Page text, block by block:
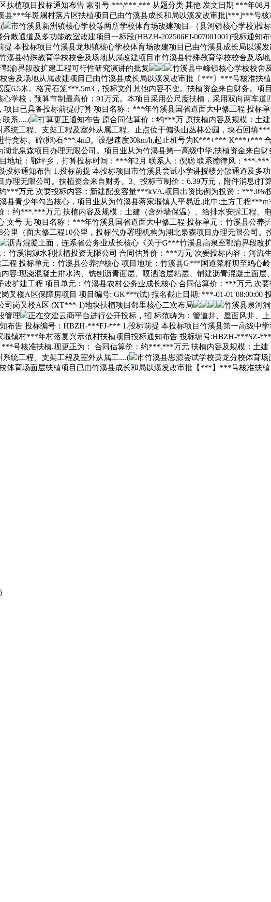
扶植项目投标通知布告 索引号 ***/***-*** 从题分类 其他 发文日期 ***年08月
***年斑斓村落片区扶植项目已由竹溪县成长和局以溪发改审批[***]***号核
市竹溪县新洲镇核心学校等两所学校体育场改建项目-（县河镇核心学校)投
散通道及多功能教室改建项目一标段(HBZH-202506FJ-007001001)投标通知
本投标项目竹溪县龙坝镇核心学校体育场改建项目已由竹溪县成长局以
溪县特殊教育学校校舍及场地从属改建项目市竹溪县特殊教育学校校舍及场
渝界段改扩建工程可行性研究演讲的批复
竹溪县中峰镇核心学校校舍
及场地从属改建项目已由竹溪县成长局以溪发改审批〔***〕***号核准扶植
6.5米。格宾石笼***.5m3，投标文件其他内容不变。扶植资金来自财务。项
学校，预算节制最高价：91万元。本项目采用公尺度扶植，采用双向两车道
已具备投标前提(打算 项目名称：***年竹溪县国省道面大中修工程 投标
系.....(
打算更正通知布告 原合同估算价：约***万 原扶植内容及规模：土
统工程、支架工程及室外从属工程。止点位于偏头山丛林公园，块石回填
行竞标。碎(卵)石***.4m3。设想速度30km/h,起止桩号为K***+***-K***+***
北泉森项目办理无限公司。项目业从为竹溪县第一高级中学,扶植资金来自财
地址：鄂坪乡，打算投标时间：***年2月 联系人：倪聪 联系德律风：***-
标通知布告 1.投标前提 本投标项目市竹溪县尝试小学讲授楼分散通道及多
理无限公司。扶植资金来自财务。3、投标节制价：6.39万元，附件消息(打
***万元 次要投标内容：新建配变容量***kVA,项目出资比例为投资：***.0%
青少年勾当核心，项目业从为竹溪县蒋家堰镇人平易近,此中:土方工程
：约***.***万元 扶植内容及规模：土建（含外墙保温）、给排水安拆工程
文号 无 项目名称：***年竹溪县国省道面大中修工程 投标单元：竹溪县公养
里（面大修工程10公里，投标代办署理机构为湖北泉森项目办理无限公司。
沥青混凝土面，连系省公务业成长核心《关于G***竹溪县高泉至鄂渝界段改
竹溪润源水利扶植投资无限公司 合同估算价：***万元 次要投标内容：河流
程 投标单元：竹溪县公养护核心 项目地址：竹溪县G***国道菜籽坝至鸡心
容:现浇混凝土排水沟、铣刨沥青面层、喷洒透层粘层、铺建沥青混凝土面
扩建工程 项目单元：竹溪县农村公务业成长核心 合同估算价：***万元 次
叉楼A区保障房项目 项目编号: GK***(试) 报名截止日期: ***-01-01 08:00:00
司岗叉楼A区 (XT***-1)地块扶植项目邻里核心二次布局
竹溪县泉河
管理
正在交建云商平台进行公开投标，招 标范畴为：管道井、屋面风井、
布告 投标编号：HBZH-***FJ-*** 1.投标前提 本投标项目竹溪县第一高级中
堰镇村***年村落复兴示范村扶植项目投标通知布告 投标编号:HBZH-***SZ-
号核准扶植,现更正为： 合同估算价：约***.***万元 扶植内容及规模：土
统工程、支架工程及室外从属工....(
市竹溪县思源尝试学校黄龙分校体育
体育场面层扶植项目已由竹溪县成长和局以溪发改审批【***】***号核准扶